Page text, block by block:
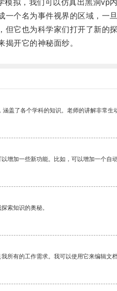
拟，我们可以仿真出黑洞vp内
个名为事件视界的区域，一旦
它也为科学家们打开了新的探
开它的神秘面纱。
盖了各个学科的知识。老师的讲解非常生
增加一些新功能。比如，可以增加一个自
索知识的奥秘。
所有的工作需求。我可以使用它来编辑文